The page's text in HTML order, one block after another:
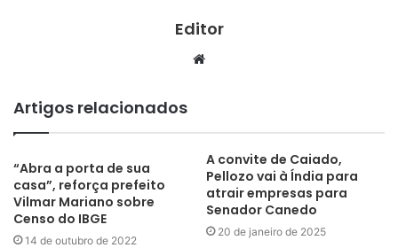
Editor
Website
Artigos relacionados
“Abra a porta de sua
casa”, reforça prefeito
Vilmar Mariano sobre
Censo do IBGE
14 de outubro de 2022
A convite de Caiado,
Pellozo vai à Índia para
atrair empresas para
Senador Canedo
20 de janeiro de 2025